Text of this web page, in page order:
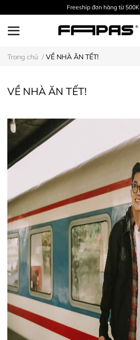
Freeship đơn hàng từ 500K
Trang chủ / VỀ NHÀ ĂN TẾT!
VỀ NHÀ ĂN TẾT!